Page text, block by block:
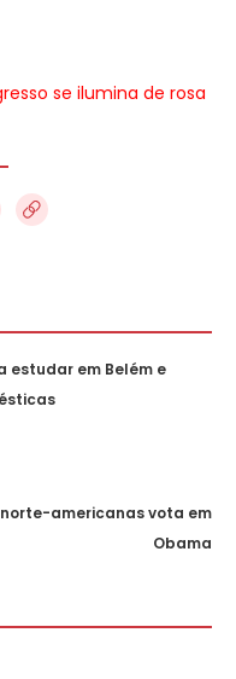
se ilumina de rosa
estudar em Belém e
norte-americanas vota em
Obama